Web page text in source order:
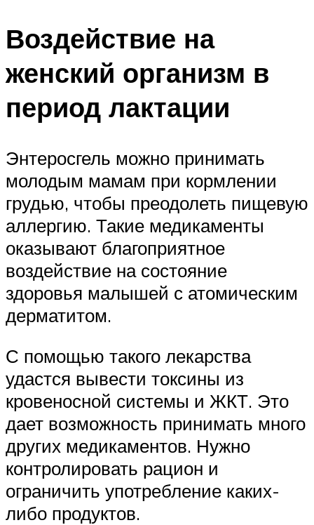
Воздействие на
женский организм в
период лактации
Энтеросгель можно принимать
молодым мамам при кормлении
грудью, чтобы преодолеть пищевую
аллергию. Такие медикаменты
оказывают благоприятное
воздействие на состояние
здоровья малышей с атомическим
дерматитом.
С помощью такого лекарства
удастся вывести токсины из
кровеносной системы и ЖКТ. Это
дает возможность принимать много
других медикаментов. Нужно
контролировать рацион и
ограничить употребление каких-
либо продуктов.